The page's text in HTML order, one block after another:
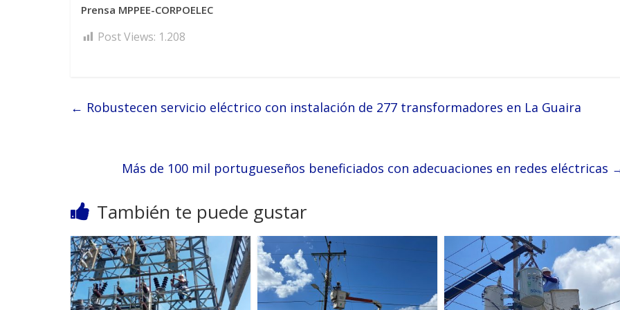
Prensa MPPEE-CORPOELEC
Post Views: 1.208
← Robustecen servicio eléctrico con instalación de 277 transformadores en La Guaira
Más de 100 mil portugueseños beneficiados con adecuaciones en redes eléctricas
También te puede gustar